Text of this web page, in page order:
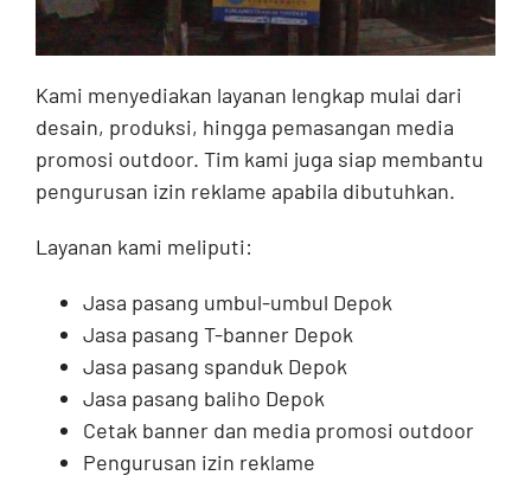
Kami menyediakan layanan lengkap mulai dari
desain, produksi, hingga pemasangan media
promosi outdoor. Tim kami juga siap membantu
pengurusan izin reklame apabila dibutuhkan.
Layanan kami meliputi:
Jasa pasang umbul-umbul Depok
Jasa pasang T-banner Depok
Jasa pasang spanduk Depok
Jasa pasang baliho Depok
Cetak banner dan media promosi outdoor
Pengurusan izin reklame